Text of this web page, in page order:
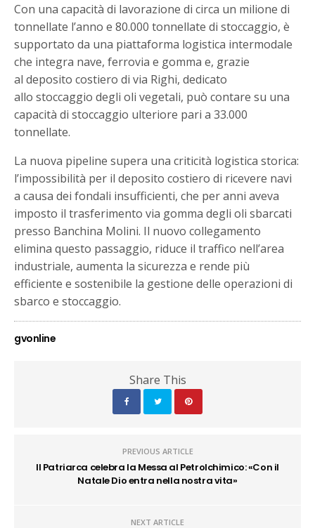
Con una capacità di lavorazione di circa un milione di
tonnellate l’anno e 80.000 tonnellate di stoccaggio, è
supportato da una piattaforma logistica intermodale
che integra nave, ferrovia e gomma e, grazie
al deposito costiero di via Righi, dedicato
allo stoccaggio degli oli vegetali, può contare su una
capacità di stoccaggio ulteriore pari a 33.000
tonnellate.
La nuova pipeline supera una criticità logistica storica:
l’impossibilità per il deposito costiero di ricevere navi
a causa dei fondali insufficienti, che per anni aveva
imposto il trasferimento via gomma degli oli sbarcati
presso Banchina Molini. Il nuovo collegamento
elimina questo passaggio, riduce il traffico nell’area
industriale, aumenta la sicurezza e rende più
efficiente e sostenibile la gestione delle operazioni di
sbarco e stoccaggio.
gvonline
Share This
PREVIOUS ARTICLE
Il Patriarca celebra la Messa al Petrolchimico: «Con il
Natale Dio entra nella nostra vita»
NEXT ARTICLE